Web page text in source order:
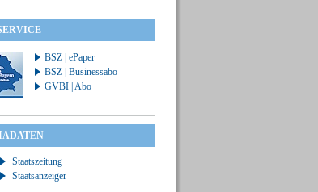
BSZ | ePaper
BSZ | Businessabo
GVBI | Abo
Staatszeitung
Staatsanzeiger